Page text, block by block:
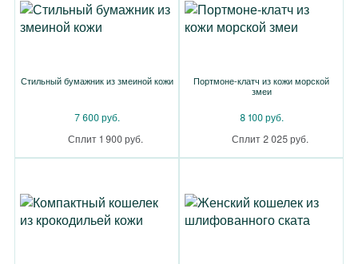
Стильный бумажник из змеиной кожи
7 600 руб.
Сплит 1 900 руб.
Портмоне-клатч из кожи морской
змеи
8 100 руб.
Сплит 2 025 руб.